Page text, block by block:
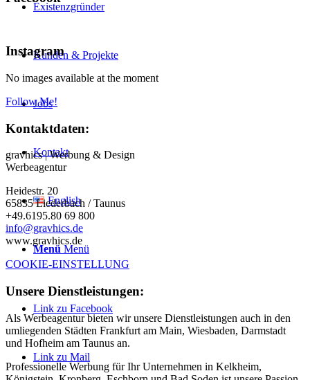
Existenzgründer
Kunden & Projekte
Jobs
Kontakt
English
Menü Menü
Link zu Facebook
Link zu Mail
Instagram
No images available at the moment
Follow Me!
Kontaktdaten:
gravhics | Werbung & Design
Werbeagentur
Heidestr. 20
65835 Liederbach / Taunus
+49.6195.80 69 800
info@gravhics.de
www.gravhics.de
COOKIE-EINSTELLUNG
Unsere Dienstleistungen:
Als Werbeagentur bieten wir unsere Dienstleistungen auch in den
umliegenden Städten Frankfurt am Main, Wiesbaden, Darmstadt
und Hofheim am Taunus an.
Professionelle Werbung für Ihr Unternehmen in Kelkheim,